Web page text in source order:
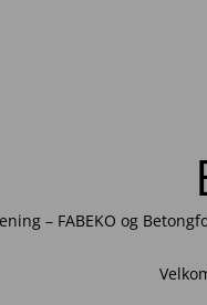
– FABEKO og